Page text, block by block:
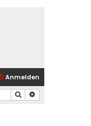
Anmelden
Suche